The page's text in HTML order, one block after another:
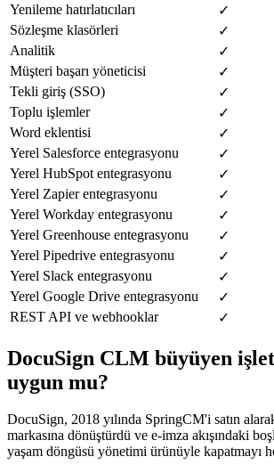
Yenileme hatırlatıcıları
✓
Sözleşme klasörleri
✓
Analitik
✓
Müşteri başarı yöneticisi
✓
Tekli giriş (SSO)
✓
Toplu işlemler
✓
Word eklentisi
✓
Yerel Salesforce entegrasyonu
✓
Yerel HubSpot entegrasyonu
✓
Yerel Zapier entegrasyonu
✓
Yerel Workday entegrasyonu
✓
Yerel Greenhouse entegrasyonu
✓
Yerel Pipedrive entegrasyonu
✓
Yerel Slack entegrasyonu
✓
Yerel Google Drive entegrasyonu
✓
REST API ve webhooklar
✓
DocuSign CLM büyüyen
uygun mu?
DocuSign, 2018 yılında SpringCM'i satın
markasına dönüştürdü ve e-imza akışındaki
yaşam döngüsü yönetimi ürünüyle kapatmayı